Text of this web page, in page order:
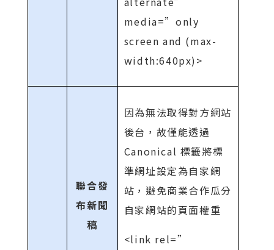
media=”only
screen and (max-
width:640px)>
聯合發
布新聞
稿
因為無法取得對方網站
後台，故僅能透過
Canonical 標籤將標
準網址設定為自家網
站，避免商業合作瓜分
自家網站的頁面權重
<link rel=”